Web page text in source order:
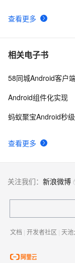
9 [Android]Activity
10
查看更多
相关电子书
查看更多
58同城Android客户
Android组件化实现
蚂蚁聚宝Android秒
关注我们： 新浪微博
文档 | 开发者社区 | 天池